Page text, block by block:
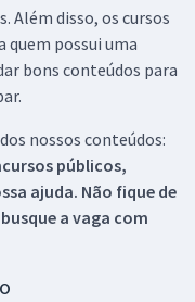
Além disso, os cursos
quem possui uma
bons conteúdos para
nossos conteúdos:
públicos,
ajuda. Não fique de
a vaga com